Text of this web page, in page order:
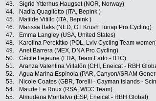
43.
Sigrid Ytterhus Haugset (NOR, Norway)
44.
Nadia Quagliotto (ITA, Bepink )
45.
Matilde Vitillo (ITA, Bepink )
46.
Marissa Baks (NED, GT Krush Tunap Pro Cycling)
47.
Emma Langley (USA, United States)
48.
Karolina Perekitko (POL, Lviv Cycling Team
49.
Anet Barrera (MEX, DNA Pro Cycling)
50.
Cécile Lejeune (FRA, Team Farto - BTC)
51.
Aranza Valentina Villalón (CHI, Eneicat - RBH
52.
Agua Marina Espínola (PAR, Canyon//SRAM
53.
Nicole Coates (GBR, Torelli - Cayman Islands -
54.
Maude Le Roux (RSA, WCC Team)
55.
Almudena Montalvo (ESP, Eneicat - RBH Global)